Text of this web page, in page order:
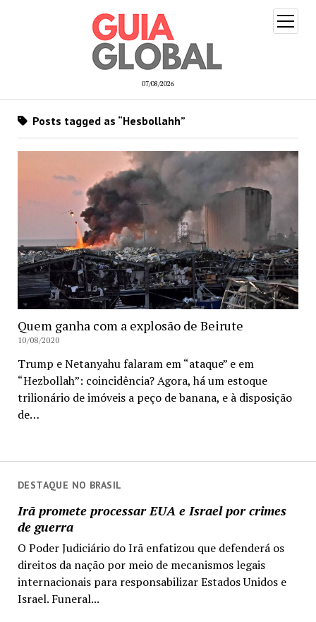
07/08/2026
open
menu
DESTAQUE NO BRASIL
Irã promete processar EUA e Israel por crimes
de guerra
O Poder Judiciário do Irã enfatizou que defenderá os
direitos da nação por meio de mecanismos legais
internacionais para responsabilizar Estados Unidos e
Israel. Funeral...
Posts tagged as “Hesbollahh”
Quem ganha com a explosão de Beirute
10/08/2020
Trump e Netanyahu falaram em “ataque” e em
“Hezbollah”: coincidência? Agora, há um estoque
trilionário de imóveis a peço de banana, e à disposição
de…